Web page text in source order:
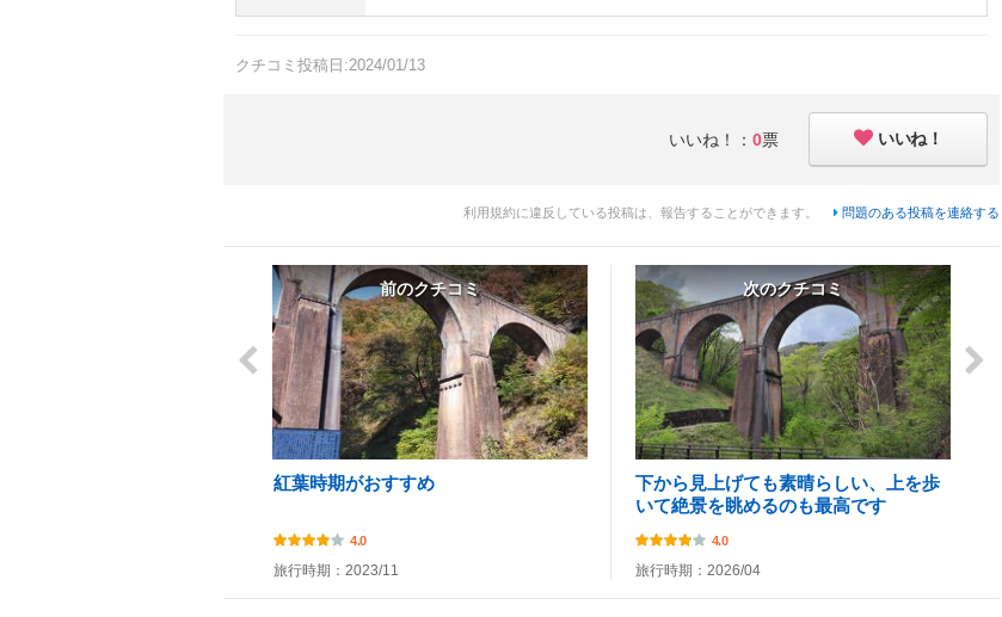
クチコミ投稿日:2024/01/13
いいね！： 0票 いいね！
利用規約に違反している投稿は、報告することができます。 問題のある投稿を連絡する
前のクチコミ
紅葉時期がおすすめ
4.0
旅行時期：2023/11
次のクチコミ
下から見上げても素晴らしい、上を歩
いて絶景を眺めるのも最高です
4.0
旅行時期：2026/04